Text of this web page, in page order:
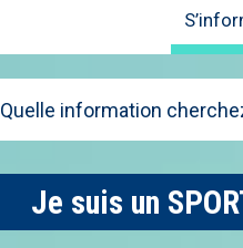
Quelle information
Je suis un